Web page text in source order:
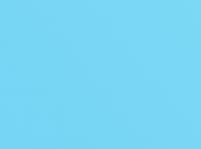
の印象はどう
ティングバディ）さ